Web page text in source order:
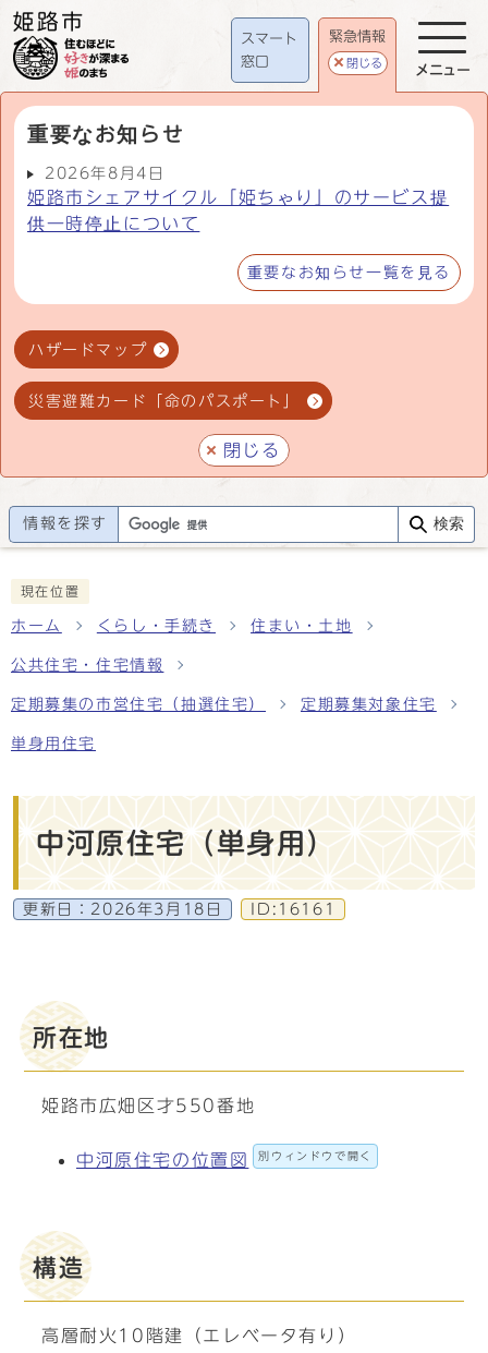
スマート
窓口
緊急情報
閉じる
重要なお知らせ
2026年8月4日
姫路市シェアサイクル「姫ちゃり」のサービス提
供一時停止について
重要なお知らせ一覧を見る
ハザードマップ
災害避難カード「命のパスポート」
閉じる
メニュー
情報を探す 検索
現在位置
ホーム くらし・手続き 住まい・土地
公共住宅・住宅情報
定期募集の市営住宅（抽選住宅） 定期募集対象住宅
単身用住宅
中河原住宅（単身用）
更新日： 2026年3月18日 ID:16161
所在地
姫路市広畑区才550番地
中河原住宅の位置図 別ウィンドウで開く
構造
高層耐火10階建（エレベータ有り）